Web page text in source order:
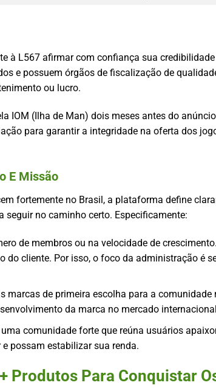
à L567 afirmar com confiança sua
e possuem órgãos de fiscalização de
ou lucro.
IOM (Ilha de Man) dois meses antes do
para garantir a integridade na oferta dos
E Missão
fortemente no Brasil, a plataforma define
no caminho certo. Especificamente:
de membros ou na velocidade de
cliente. Por isso, o foco da administração é
marcas de primeira escolha para a
da marca no mercado
comunidade forte que reúna usuários
possam estabilizar sua renda.
Produtos Para Conquistar